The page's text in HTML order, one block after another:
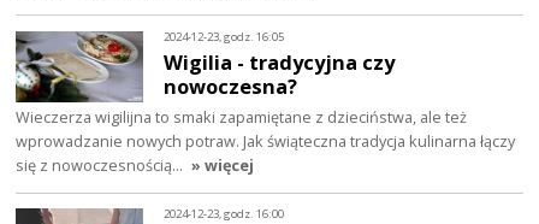
2024-12-23, godz. 16:05
Wigilia - tradycyjna czy
nowoczesna?
Wieczerza wigilijna to smaki zapamiętane z dzieciństwa, ale też
wprowadzanie nowych potraw. Jak świąteczna tradycja kulinarna łączy
się z nowoczesnością… » więcej
2024-12-23, godz. 16:00